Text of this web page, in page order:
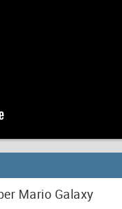
Mario Galaxy